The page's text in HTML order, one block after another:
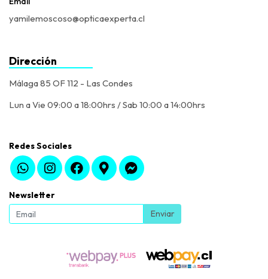
yamilemoscoso@opticaexperta.cl
Dirección
Málaga 85 OF 112 - Las Condes
Lun a Vie 09:00 a 18:00hrs / Sab 10:00 a 14:00hrs
Redes Sociales
Newsletter
Enviar